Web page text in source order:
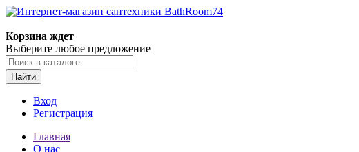
Корзина ждет
Выберите любое предложение
Найти
Вход
Регистрация
Главная
О нас